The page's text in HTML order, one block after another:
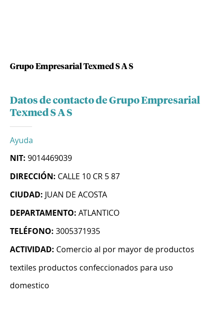
Grupo Empresarial Texmed S A S
Datos de contacto de Grupo Empresarial
Texmed S A S
Ayuda
NIT: 9014469039
DIRECCIÓN: CALLE 10 CR 5 87
CIUDAD: JUAN DE ACOSTA
DEPARTAMENTO: ATLANTICO
TELÉFONO: 3005371935
ACTIVIDAD: Comercio al por mayor de productos
textiles productos confeccionados para uso
domestico